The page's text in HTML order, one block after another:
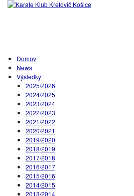
Domov
News
Výsledky
2025/2026
2024/2025
2023/2024
2022/2023
2021/2022
2020/2021
2019/2020
2018/2019
2017/2018
2016/2017
2015/2016
2014/2015
2013/2014